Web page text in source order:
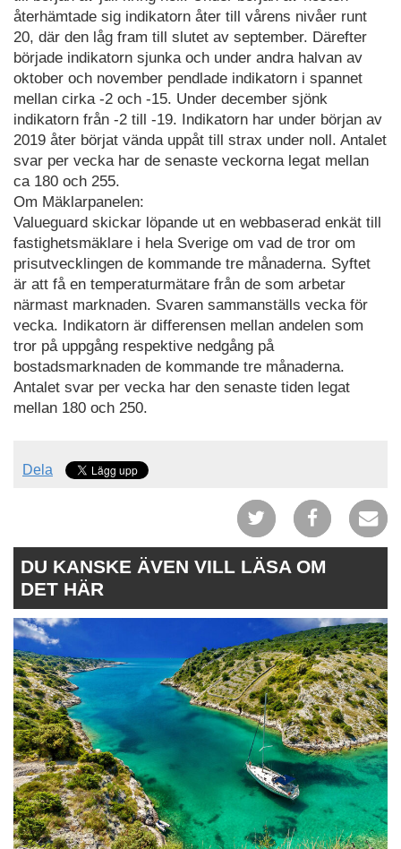
återhämtade sig indikatorn åter till vårens nivåer runt
20, där den låg fram till slutet av september. Därefter
började indikatorn sjunka och under andra halvan av
oktober och november pendlade indikatorn i spannet
mellan cirka -2 och -15. Under december sjönk
indikatorn från -2 till -19. Indikatorn har under början av
2019 åter börjat vända uppåt till strax under noll. Antalet
svar per vecka har de senaste veckorna legat mellan
ca 180 och 255.
Om Mäklarpanelen:
Valueguard skickar löpande ut en webbaserad enkät till
fastighetsmäklare i hela Sverige om vad de tror om
prisutvecklingen de kommande tre månaderna. Syftet
är att få en temperaturmätare från de som arbetar
närmast marknaden. Svaren sammanställs vecka för
vecka. Indikatorn är differensen mellan andelen som
tror på uppgång respektive nedgång på
bostadsmarknaden de kommande tre månaderna.
Antalet svar per vecka har den senaste tiden legat
mellan 180 och 250.
Dela
DU KANSKE ÄVEN VILL LÄSA OM
DET HÄR